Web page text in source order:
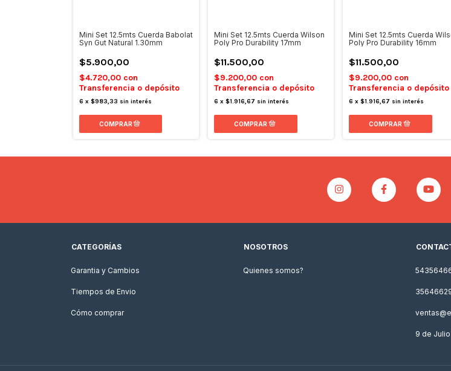
Mini Set 12.5mts Cuerda Babolat
Syn Gut Natural 1.30mm
$5.900,00
$4.720,00 con
Transferencia o depósito
6 x $983,33 sin interés
Mini Set 12.5mts Cuerda Wilson
Poly Pro Durability 17mm
$11.500,00
$9.200,00 con
Transferencia o depósito
6 x$1.916,67 sin interés
Mini Set 12.5mts Cuerda
Poly Pro Durability 16mm
$11.500,00
$9.200,00 con
Transferencia o depósito
6 x$1.916,67 sin interés
CATEGORÍAS
Garantia y Cambios
Tiempos de Envio
Cómo comprar
NOSOTROS
Quienes somos?
9 de